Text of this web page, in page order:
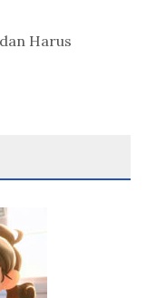
Harus